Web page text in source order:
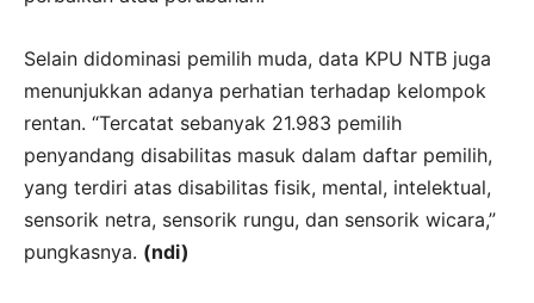
Selain didominasi pemilih muda, data KPU NTB juga
menunjukkan adanya perhatian terhadap kelompok
rentan. “Tercatat sebanyak 21.983 pemilih
penyandang disabilitas masuk dalam daftar pemilih,
yang terdiri atas disabilitas fisik, mental, intelektual,
sensorik netra, sensorik rungu, dan sensorik wicara,”
pungkasnya. (ndi)